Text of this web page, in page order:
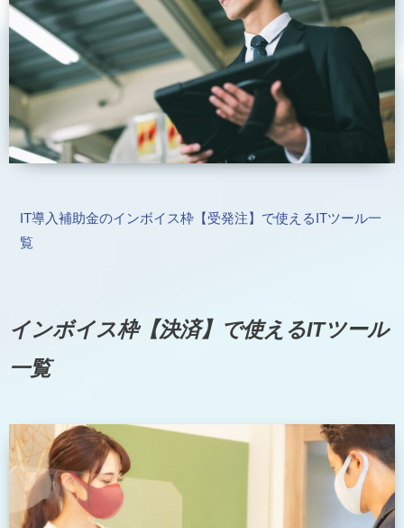
IT導入補助金のインボイス枠【受発注】で使えるITツール一
覧
インボイス枠【決済】で使えるITツール
一覧